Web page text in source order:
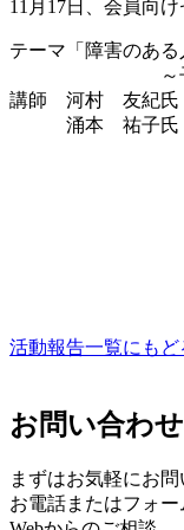
11月17日、会員向
テーマ「障害のあ
～子どもの
講師 河村 友紀氏
涌本 祐子氏（
活動報告一覧にもど
お問い合わせ
まずはお気軽にお
お電話またはフォー